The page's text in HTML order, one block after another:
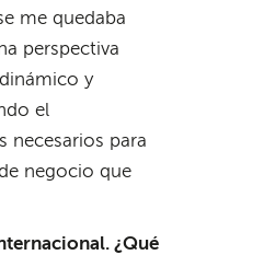
me quedaba
perspectiva
y
el
necesarios para
negocio que
¿Qué